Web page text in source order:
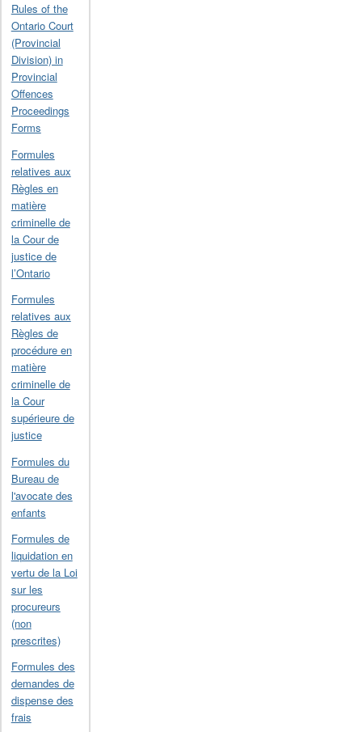
Rules of the
Ontario Court
(Provincial
Division) in
Provincial
Offences
Proceedings
Forms
Formules
relatives aux
Règles en
matière
criminelle de
la Cour de
justice de
l’Ontario
Formules
relatives aux
Règles de
procédure en
matière
criminelle de
la Cour
supérieure de
justice
Formules du
Bureau de
l'avocate des
enfants
Formules de
liquidation en
vertu de la Loi
sur les
procureurs
(non
prescrites)
Formules des
demandes de
dispense des
frais